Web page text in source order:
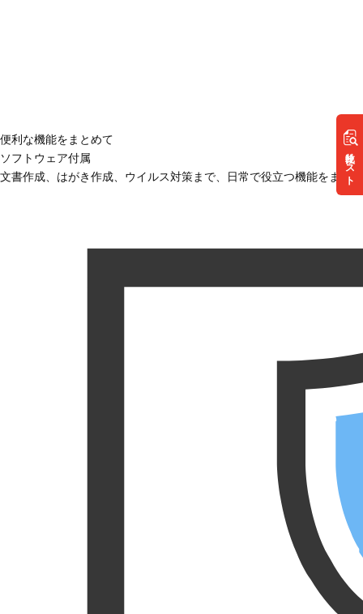
リスト
便利な機能をまとめて
ソフトウェア付属
文書作成、はがき作成、ウイルス対策まで、日常で役立つ機能をまと